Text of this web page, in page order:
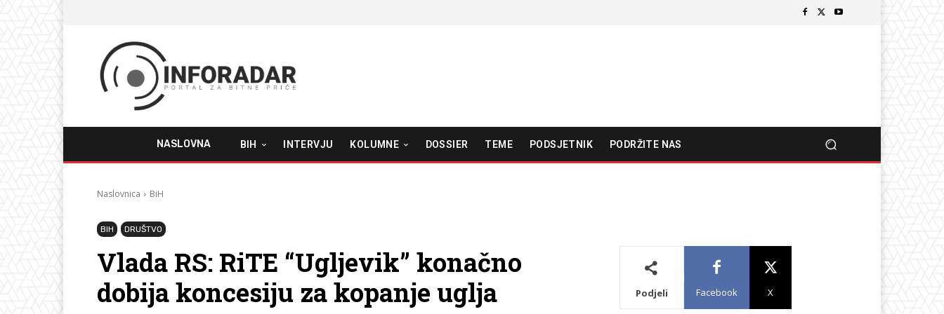
NASLOVNA BIH INTERVJU KOLUMNE DOSSIER TEME PODSJETNIK PODRŽITE NAS
Naslovnica BiH
BIH DRUŠTVO
Vlada RS: RiTE “Ugljevik” konačno
dobija koncesiju za kopanje uglja
Podjeli Facebook X